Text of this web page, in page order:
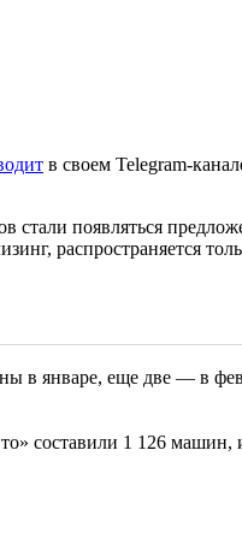
в своем Telegram-
стали появляться
распространяется
в январе, еще две — в
составили 1 126 машин,